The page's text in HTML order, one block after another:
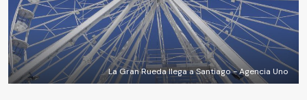
La Gran Rueda llega a Santiago - Agencia Uno